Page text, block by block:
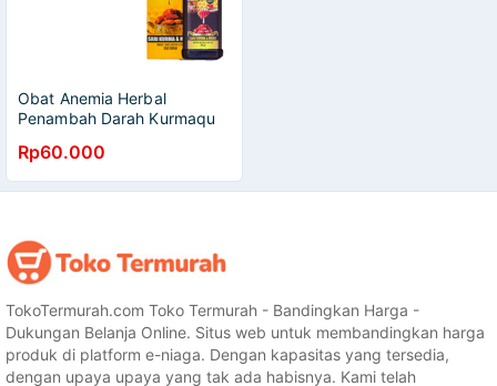
Obat Anemia Herbal
Penambah Darah Kurmaqu
Rp60.000
TokoTermurah.com Toko Termurah - Bandingkan Harga -
Dukungan Belanja Online. Situs web untuk membandingkan harga
produk di platform e-niaga. Dengan kapasitas yang tersedia,
dengan upaya upaya yang tak ada habisnya. Kami telah